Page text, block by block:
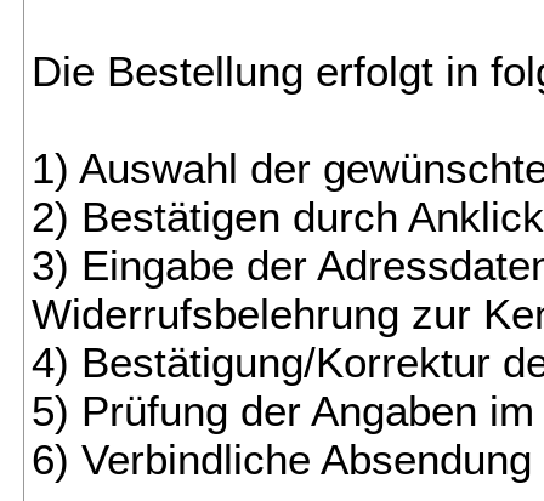
Die Bestellung erfolgt in
1) Auswahl der
2) Bestätigen durch
3) Eingabe der
Widerrufsbelehrung zur
4) Bestätigung/Korrektur
5) Prüfung der Angaben
6) Verbindliche